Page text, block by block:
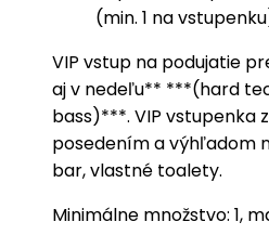
(min. 1 na
VIP vstup na podujatie
aj v nedeľu** ***(hard
bass)***. VIP vstupenka
posedením a výhľadom
bar, vlastné toalety.
Minimálne množstvo: 1,